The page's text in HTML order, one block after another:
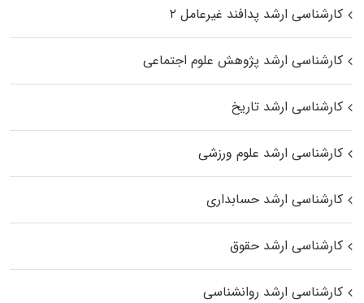
کارشناسی ارشد پدافند غیرعامل ۲
کارشناسی ارشد پژوهش علوم اجتماعی
کارشناسی ارشد تاریخ
کارشناسی ارشد علوم ورزشی
کارشناسی ارشد حسابداری
کارشناسی ارشد حقوق
کارشناسی ارشد روانشناسی